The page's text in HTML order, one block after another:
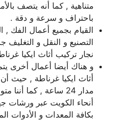
متناهية , كما أنه يتصف
باحتراف و سرعة و دقة .
القيام بجميع أعمال الفك ,
التصنيع و النقل و التغليف
نجار تركيب أثاث ايكيا
و هناك أيضا أعمال أخرى
أثاث ايكيا غرناطة , حيث
مدار 24 ساعة , كما
أنحاء الكويت عبر ورشات
بكافة المعدات و الأدوات